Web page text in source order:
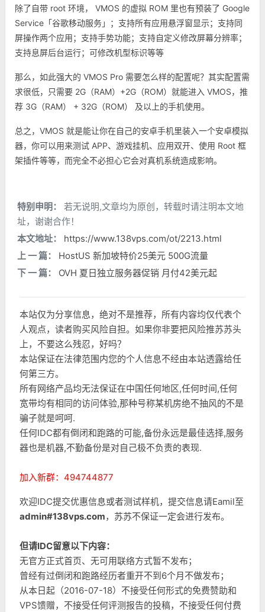
除了自带 root 环境， VMOS 的虚拟 ROM 里也有预装了 Google
Service「谷歌移动服务」；支持所有应用悬浮窗显示；支持同
屏操作两个应用；支持手势功能；支持自定义修改屏幕分辨率；
支持息屏后台运行；可修改机型标识等等
那么，如此强大的 VMOS Pro 需要怎么样的配置呢？其实配置需
求很低，只需要 2G（RAM）+2G（ROM）就能进入 VMOS，推
荐 3G（RAM） + 32G（ROM） 及以上的手机使用。
总之，VMOS 就是能让你在自己的安卓手机里装入一个安卓模拟
器，你可以用来测试 APP、游戏挂机、应用双开、使用 Root 框
架插件等等，而完全不必担心它会对真机系统造成影响。
特别申明：
若无说明,文章均为原创，转载时请注明本文地
址，谢谢合作！
本文地址：
https://www.138vps.com/ot/2213.html
上 一 篇：
HostUS 新加坡特价25美元 500G流量
下 一 篇：
OVH 夏日独立服务器促销 月付42美元起
本站仅为分享信息，绝对不是推荐，所有内容均仅代表个
人观点，读者购买风险自担。如果你非要把风险推苏苏头
上，不要这么残忍，好吗？
本站保证在法律范围内您的个人信息不经由本站透露给任
何第三方。
所有网络产品均无法保证在中国任何地区,任何时间,任何
宽带均有相同的访问体验,那种号称某机房绝不抽风的不是
骗子就是呵呵.
任何IDC都有倒闭和跑路的可能,备份永远是最佳选择,服务
器也是机器,不勤备份是对自己极不负责的表现.
加入新群：494744877
欢迎IDC提交优惠信息或者测试样机，提交信息请Eamil至
admin#138vps.com，苏苏不保证一定会进行发布。
但请IDC留意以下内容：
无官方正式首页、无可用联络方式暂不发布；
曾经有过倒闭和跑路经历者重开不到6个月不做发布；
从本日起（2016-07-18）不接受任何形式的免费赞助和
VPS馈赠，不接受任何评测报告的投稿，不接受任何付费